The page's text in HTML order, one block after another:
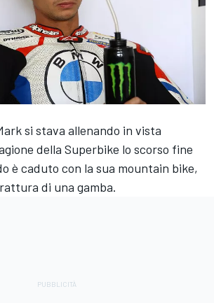
si stava allenando in vista
della Superbike lo scorso fine
è caduto con la sua mountain bike,
di una gamba.